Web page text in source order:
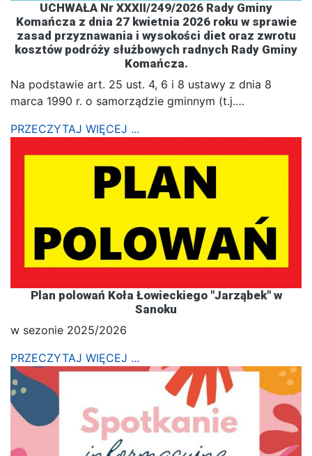
UCHWAŁA Nr XXXII/249/2026 Rady Gminy
Komańcza z dnia 27 kwietnia 2026 roku w sprawie
zasad przyznawania i wysokości diet oraz zwrotu
kosztów podróży służbowych radnych Rady Gminy
Komańcza.
Na podstawie art. 25 ust. 4, 6 i 8 ustawy z dnia 8
marca 1990 r. o samorządzie gminnym (t.j.…
PRZECZYTAJ WIĘCEJ ...
Plan polowań Koła Łowieckiego "Jarząbek" w
Sanoku
w sezonie 2025/2026
PRZECZYTAJ WIĘCEJ ...